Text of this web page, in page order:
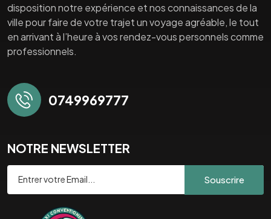
disposition notre expérience et nos connaissances de la
ville pour faire de votre trajet un voyage agréable, le tout
en arrivant à l’heure à vos rendez-vous personnels comme
professionnels.
0749969777
NOTRE NEWSLETTER
Souscrire